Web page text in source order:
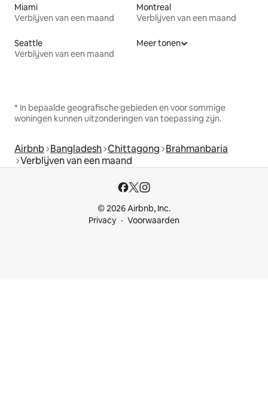
Miami
Verblijven van een maand
Montreal
Verblijven van een maand
Seattle
Verblijven van een maand
Meer tonen
* In bepaalde geografische gebieden en voor sommige
woningen kunnen uitzonderingen van toepassing zijn.
Airbnb Bangladesh Chittagong Brahmanbaria
Verblijven van een maand
© 2026 Airbnb, Inc.
Privacy
Voorwaarden